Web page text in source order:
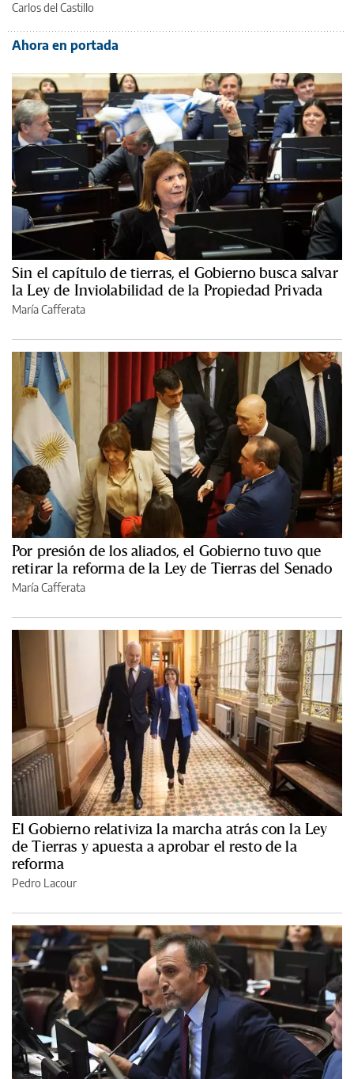
Carlos del Castillo
Ahora en portada
Sin el capítulo de tierras, el Gobierno busca salvar
la Ley de Inviolabilidad de la Propiedad Privada
María Cafferata
Por presión de los aliados, el Gobierno tuvo que
retirar la reforma de la Ley de Tierras del Senado
María Cafferata
El Gobierno relativiza la marcha atrás con la Ley
de Tierras y apuesta a aprobar el resto de la
reforma
Pedro Lacour